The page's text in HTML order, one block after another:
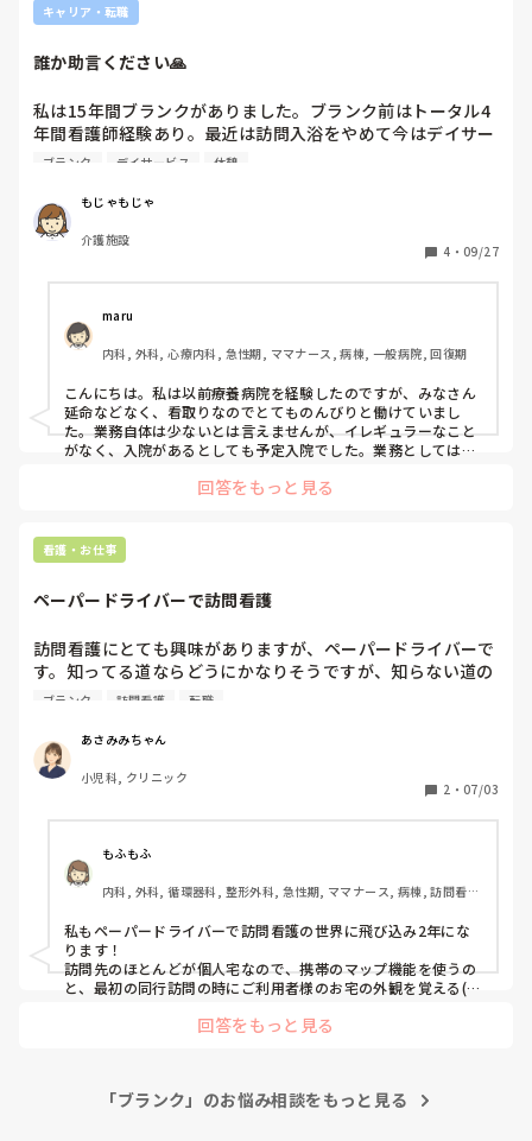
キャリア・転職
誰か助言ください🙏
私は15年間ブランクがありました。ブランク前はトータル4
年間看護師経験あり。最近は訪問入浴をやめて今はデイサー
ビスで4ヶ月目パート勤めです。
からの焦りや不安から特性をカバー出来なくなり忘れる事や
間違えが減りません。デイサービスではそれなりに忙しいと
は思ってましたがこんなにスピーディーでマルチタスクの何
少し慣れてきました。でも私には常に余裕がありません。
先輩看護師は1人。その方も時間内に終わらない事や休憩が
少ししか取れない、じっくり仕事に取り組めないと話してい
ました。私は転職を考えてます。
でもこんな特性でブランク長く、デイサービスで務まらなけ
れば看護師としてあと働ける職場はありますか？エージェン
トさんにしっかり相談しても丸投げか相手にしてくれなし、
以前助言してくれた同僚に相談したら「あなたはゆっくりし
ナーシングは今の私にとってハードル高すぎると思っていま
きる所には相談して今の感じです。
誰か助言ください🙏
き方だとも考えてます。
ブランク デイサービス 休憩
もじゃもじゃ
介護施設
4 ・ 09/27
maru
内科, 外科, 心療内科, 急性期, ママナース, 病棟, 一般病院, 回復期
こんにちは。私は以前療養病院を経験したのですが、みなさん
延命などなく、看取りなのでとてものんびりと働けていまし
た。業務自体は少ないとは言えませんが、イレギュラーなこと
がなく、入院があるとしても予定入院でした。業務としては、
録くらいです。曜日によっては入浴介助の日もあります。一般
いので、情報収集も短時間ですむため、10分前出勤とかでし
た。定時でだいたい帰れます。ただ、時間があるので、文句や
聞き流せるのであればとてもおすすめします！
回答をもっと見る
看護・お仕事
ペーパードライバーで訪問看護
訪問看護にとても興味がありますが、ペーパードライバーで
す。知ってる道ならどうにかなりそうですが、知らない道の
運転となると、全く自信がありません。ペーパードライバー
すか？
ブランク 訪問看護 転職
あさみみちゃん
小児科, クリニック
2 ・ 07/03
もふもふ
内科, 外科, 循環器科, 整形外科, 急性期, ママナース, 病棟, 訪問看
私もペーパードライバーで訪問看護の世界に飛び込み2年にな
ります！
訪問先のほとんどが個人宅なので、携帯のマップ機能を使うの
と、最初の同行訪問の時にご利用者様のお宅の外観を覚える(同
参考になれば幸いです！
回答をもっと見る
「ブランク」のお悩み相談をもっと見る